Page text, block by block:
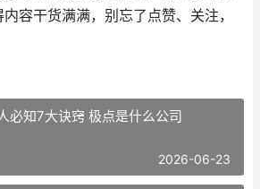
容干货满满，别忘了点赞、关注，
必知7大诀窍 极点是什么公司
2026-06-23